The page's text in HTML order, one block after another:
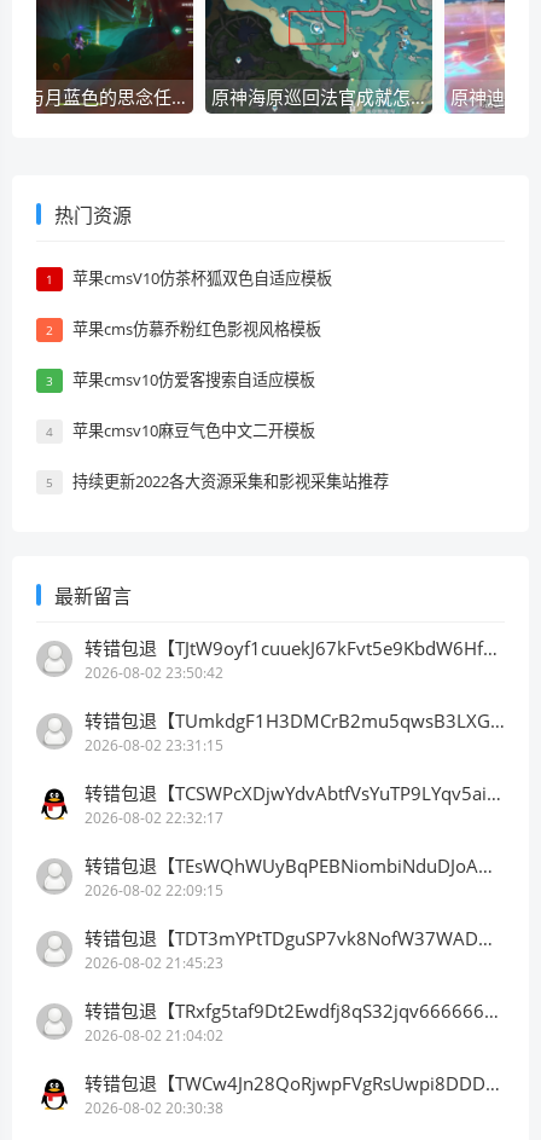
原神心与月蓝色的思念任务如何操作？-原神心与月蓝色的思念任务玩法攻略详细介绍 原神海原巡回法官成就怎么获得？原神海原巡回法官成就攻略
热门资源
1 苹果cmsV10仿茶杯狐双色自适应模板
2 苹果cms仿慕乔粉红色影视风格模板
3 苹果cmsv10仿爱客搜索自适应模板
4 苹果cmsv10麻豆气色中文二开模板
5 持续更新2022各大资源采集和影视采集站推荐
最新留言
转错包退【TJtW9oyf1cuuekJ67kFvt5e9KbdW6HfDB3】客服TeleGram:【@TrxEm】
2026-08-02 23:50:42
转错包退【TUmkdgF1H3DMCrB2mu5qwsB3LXGbkLBhn9】客服TeleGram:【@TrxEm】
2026-08-02 23:31:15
转错包退【TCSWPcXDjwYdvAbtfVsYuTP9LYqv5ainhr】客服TeleGram:【@TrxEm】
2026-08-02 22:32:17
转错包退【TEsWQhWUyBqPEBNiombiNduDJoAHLyyqAx】客服TeleGram:【@TrxEm】
2026-08-02 22:09:15
转错包退【TDT3mYPtTDguSP7vk8NofW37WADwQXejY2】客服TeleGram:【@TrxEm】
2026-08-02 21:45:23
转错包退【TRxfg5taf9Dt2Ewdfj8qS32jqv66666666】客服TeleGram:【@TrxEm】
2026-08-02 21:04:02
转错包退【TWCw4Jn28QoRjwpFVgRsUwpi8DDDDDDDDD】客服TeleGram:【@TrxEm】
2026-08-02 20:30:38